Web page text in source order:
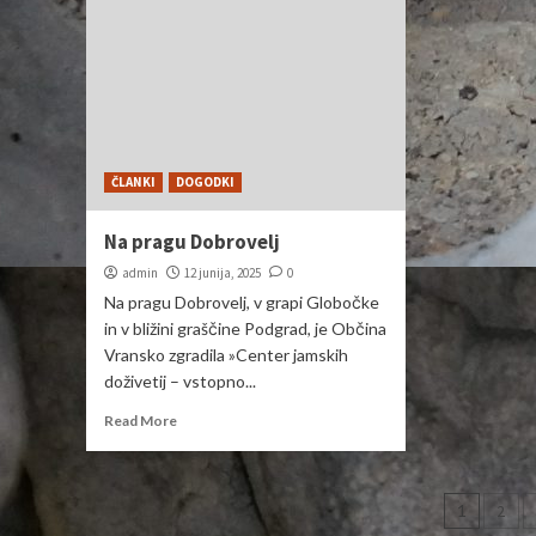
ČLANKI DOGODKI
Na pragu Dobrovelj
admin 12 junija, 2025 0
Na pragu Dobrovelj, v grapi Globočke
in v bližini graščine Podgrad, je Občina
Vransko zgradila »Center jamskih
doživetij – vstopno...
Read More
1 2